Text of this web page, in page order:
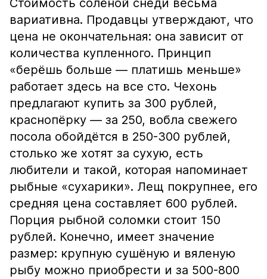
Стоимость солёной снеди весьма
вариативна. Продавцы утверждают, что
цена не окончательная: она зависит от
количества купленного. Принцип
«берёшь больше — платишь меньше»
работает здесь на все сто. Чехонь
предлагают купить за 300 рублей,
краснопёрку — за 250, вобла свежего
посола обойдётся в 250-300 рублей,
столько же хотят за сухую, есть
любители и такой, которая напоминает
рыбные «сухарики». Лещ покрупнее, его
средняя цена составляет 600 рублей.
Порция рыбной соломки стоит 150
рублей. Конечно, имеет значение
размер: крупную сушёную и вяленую
рыбу можно приобрести и за 500-800